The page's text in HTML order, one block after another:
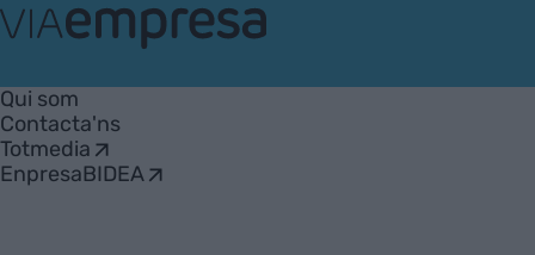
Empresa
Qui som
Contacta'ns
Totmedia
EnpresaBIDEA